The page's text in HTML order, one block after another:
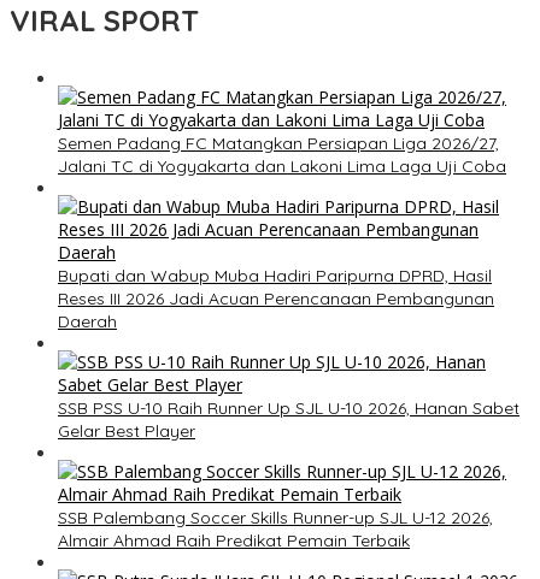
VIRAL SPORT
Semen Padang FC Matangkan Persiapan Liga 2026/27,
Jalani TC di Yogyakarta dan Lakoni Lima Laga Uji Coba
Bupati dan Wabup Muba Hadiri Paripurna DPRD, Hasil
Reses III 2026 Jadi Acuan Perencanaan Pembangunan
Daerah
SSB PSS U-10 Raih Runner Up SJL U-10 2026, Hanan Sabet
Gelar Best Player
SSB Palembang Soccer Skills Runner-up SJL U-12 2026,
Almair Ahmad Raih Predikat Pemain Terbaik